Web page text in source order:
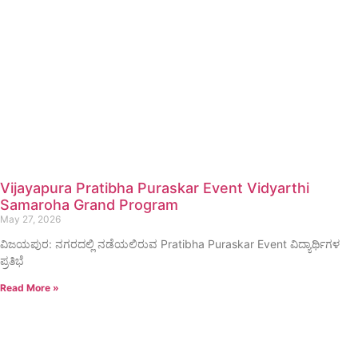
Vijayapura Pratibha Puraskar Event Vidyarthi
Samaroha Grand Program
May 27, 2026
ವಿಜಯಪುರ: ನಗರದಲ್ಲಿ ನಡೆಯಲಿರುವ Pratibha Puraskar Event ವಿದ್ಯಾರ್ಥಿಗಳ
ಪ್ರತಿಭೆ
Read More »